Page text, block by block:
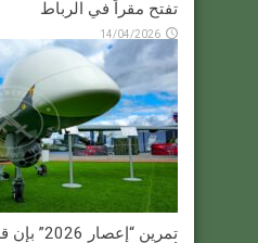
تفتح مقراً في الرباط
14/04/2026
تمرين